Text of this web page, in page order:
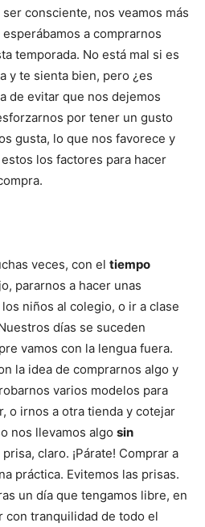
consciente, nos veamos más
a comprarnos
temporada. No está mal si es
y te sienta bien, pero ¿es
de evitar que nos dejemos
por tener un gusto
gusta, lo que nos favorece y
los factores para hacer
veces, con el tiempo
pararnos a hacer unas
niños al colegio, o ir a clase
días se suceden
vamos con la lengua fuera.
la idea de comprarnos algo y
varios modelos para
o irnos a otra tienda y cotejar
nos llevamos algo sin
claro. ¡Párate! Comprar a
práctica. Evitemos las prisas.
un día que tengamos libre, en
con tranquilidad de todo el